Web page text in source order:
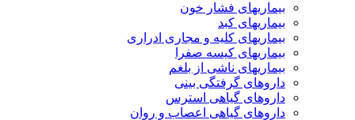
بیماریهای فشار خون
بیماریهای کبد
بیماریهای کلیه و مجاری ادراری
بیماریهای کیسه صفرا
بیماریهای ناشی از بلغم
داروهای گرفتگی بینی
داروهای گیاهی استرس
داروهای گیاهی اعصاب و روان